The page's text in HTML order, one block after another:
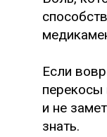
Если
перекосы
и не
знать.